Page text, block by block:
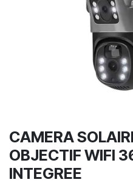
CAMERA
OBJECTIF WIFI
INTEGREE